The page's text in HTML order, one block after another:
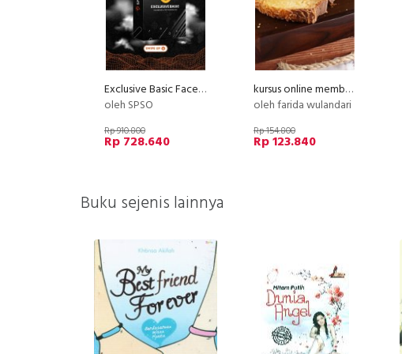
Exclusive Basic Facebook Instagram Ads
oleh SPSO
Rp 910.800
Rp 728.640
kursus online membuat cake tanpa bahan pengembang
oleh farida wulandari
Rp 154.800
Rp 123.840
Buku sejenis lainnya